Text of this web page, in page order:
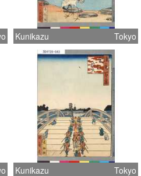
Kunikazu Tokyo
Kunikazu Tokyo